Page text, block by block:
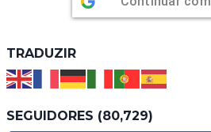
TRADUZIR
SEGUIDORES (80,729)